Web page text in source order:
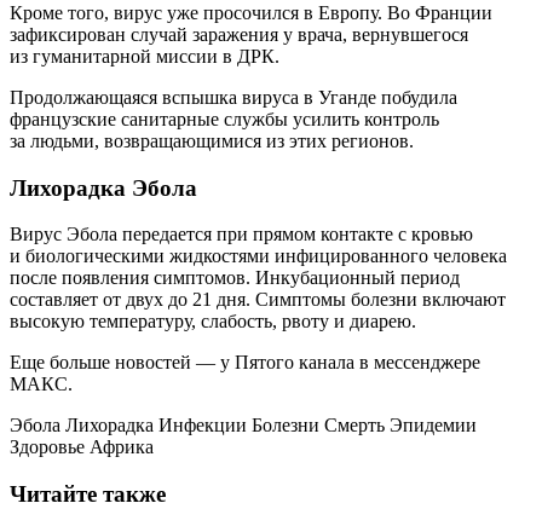
Кроме того, вирус уже просочился в Европу. Во Франции
зафиксирован случай заражения у врача, вернувшегося
из гуманитарной миссии в ДРК.
Продолжающаяся вспышка вируса в Уганде побудила
французские санитарные службы усилить контроль
за людьми, возвращающимися из этих регионов.
Лихорадка Эбола
Вирус Эбола передается при прямом контакте с кровью
и биологическими жидкостями инфицированного человека
после появления симптомов. Инкубационный период
составляет от двух до 21 дня. Симптомы болезни включают
высокую температуру, слабость, рвоту и диарею.
Еще больше новостей — у Пятого канала в мессенджере
МАКС.
Эбола Лихорадка Инфекции Болезни Смерть Эпидемии
Здоровье Африка
Читайте также